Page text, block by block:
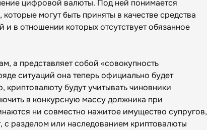
цифровой валюты. Под ней понимается
могут быть приняты в качестве средства
и в отношении которых отсутствует обязанное
а представляет собой «совокупность
ситуаций она теперь официально будет
будут учитывать чиновники
в конкурсную массу должника при
ни совместно нажитое имущество супругов,
с разделом или наследованием криптовалюты